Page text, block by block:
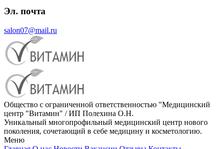
Эл. почта
salon07@mail.ru
Общество с ограниченной ответственностью "Медицинский
центр "Витамин" / ИП Полехина О.Н.
Уникальный многопрофильный медицинский центр нового
поколения, сочетающий в себе медицину и косметологию.
Меню